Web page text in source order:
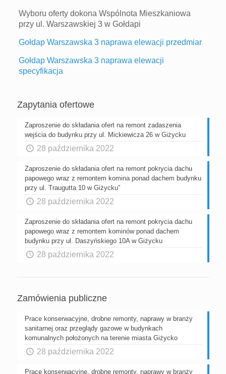
Wyboru oferty dokona Wspólnota Mieszkaniowa
przy ul. Warszawskiej 3 w Gołdapi
Gołdap Warszawska 3 naprawa elewacji przedmiar
Gołdap Warszawska 3 naprawa elewacji
specyfikacja
Zapytania ofertowe
Zaproszenie do składania ofert na remont zadaszenia
wejścia do budynku przy ul. Mickiewicza 26 w Giżycku
28 października 2022
Zaproszenie do składania ofert na remont pokrycia dachu
papowego wraz z remontem komina ponad dachem budynku
przy ul. Traugutta 10 w Giżycku”
28 października 2022
Zaproszenie do składania ofert na remont pokrycia dachu
papowego wraz z remontem kominów ponad dachem
budynku przy ul. Daszyńskiego 10A w Giżycku
28 października 2022
Zamówienia publiczne
Prace konserwacyjne, drobne remonty, naprawy w branży
sanitarnej oraz przeglądy gazowe w budynkach
komunalnych położonych na terenie miasta Giżycko
28 października 2022
Prace konserwacyjne, drobne remonty, naprawy w branży